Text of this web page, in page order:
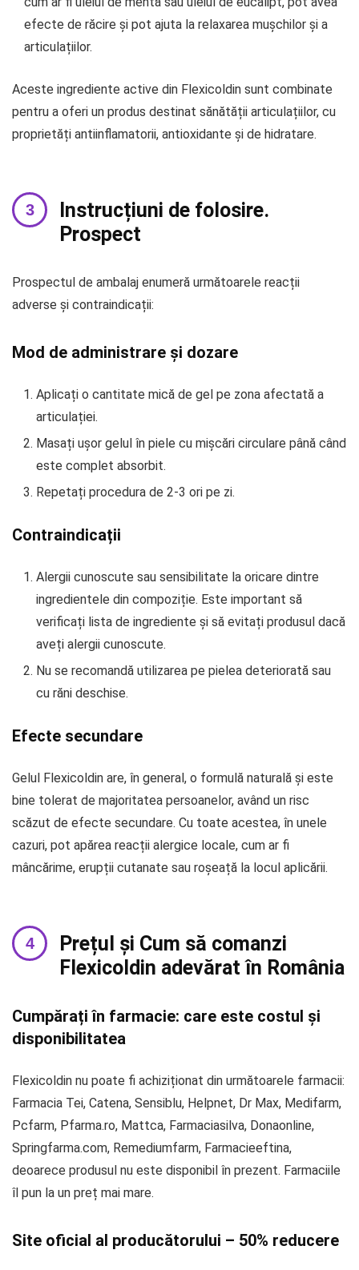
efecte de răcire și pot ajuta la relaxarea mușchilor și a
articulațiilor.
Aceste ingrediente active din Flexicoldin sunt combinate
pentru a oferi un produs destinat sănătății articulațiilor, cu
proprietăți antiinflamatorii, antioxidante și de hidratare.
Instrucțiuni de folosire.
Prospect
Prospectul de ambalaj enumeră următoarele reacții
adverse și contraindicații:
Mod de administrare și dozare
Aplicați o cantitate mică de gel pe zona afectată a
articulației.
Masați ușor gelul în piele cu mișcări circulare până când
este complet absorbit.
Repetați procedura de 2-3 ori pe zi.
Contraindicații
Alergii cunoscute sau sensibilitate la oricare dintre
ingredientele din compoziție. Este important să
verificați lista de ingrediente și să evitați produsul dacă
aveți alergii cunoscute.
Nu se recomandă utilizarea pe pielea deteriorată sau
cu răni deschise.
Efecte secundare
Gelul Flexicoldin are, în general, o formulă naturală și este
bine tolerat de majoritatea persoanelor, având un risc
scăzut de efecte secundare. Cu toate acestea, în unele
cazuri, pot apărea reacții alergice locale, cum ar fi
mâncărime, erupții cutanate sau roșeață la locul aplicării.
Prețul și Cum să comanzi
Flexicoldin adevărat în România
Cumpărați în farmacie: care este costul și
disponibilitatea
Flexicoldin nu poate fi achiziționat din următoarele farmacii:
Farmacia Tei, Catena, Sensiblu, Helpnet, Dr Max, Medifarm,
Pcfarm, Pfarma.ro, Mattca, Farmaciasilva, Donaonline,
Springfarma.com, Remediumfarm, Farmacieeftina,
deoarece produsul nu este disponibil în prezent. Farmaciile
îl pun la un preț mai mare.
Site oficial al producătorului – 50% reducere